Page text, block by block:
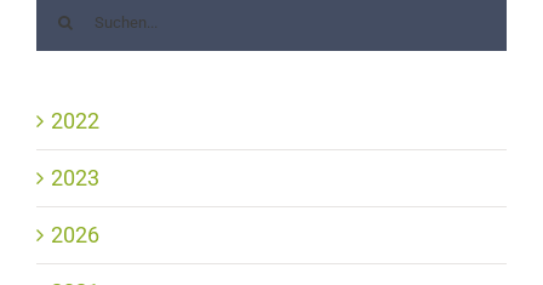
2022
2023
2026